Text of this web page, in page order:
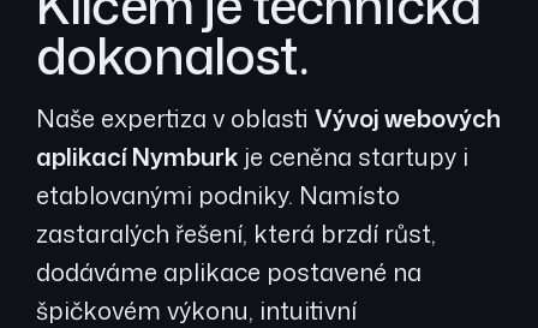
dokonalost.
Naše expertiza v oblasti Vývoj webových
aplikací Nymburk je ceněna startupy i
etablovanými podniky. Namísto
zastaralých řešení, která brzdí růst,
dodáváme aplikace postavené na
špičkovém výkonu, intuitivní